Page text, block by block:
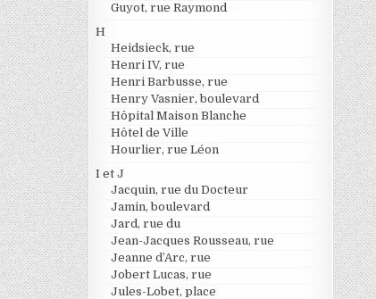
Guyot, rue Raymond
H
Heidsieck, rue
Henri IV, rue
Henri Barbusse, rue
Henry Vasnier, boulevard
Hôpital Maison Blanche
Hôtel de Ville
Hourlier, rue Léon
I et J
Jacquin, rue du Docteur
Jamin, boulevard
Jard, rue du
Jean-Jacques Rousseau, rue
Jeanne d’Arc, rue
Jobert Lucas, rue
Jules-Lobet, place